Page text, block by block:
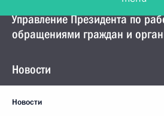
Управление Президента по
обращениями граждан и
Новости
Новости